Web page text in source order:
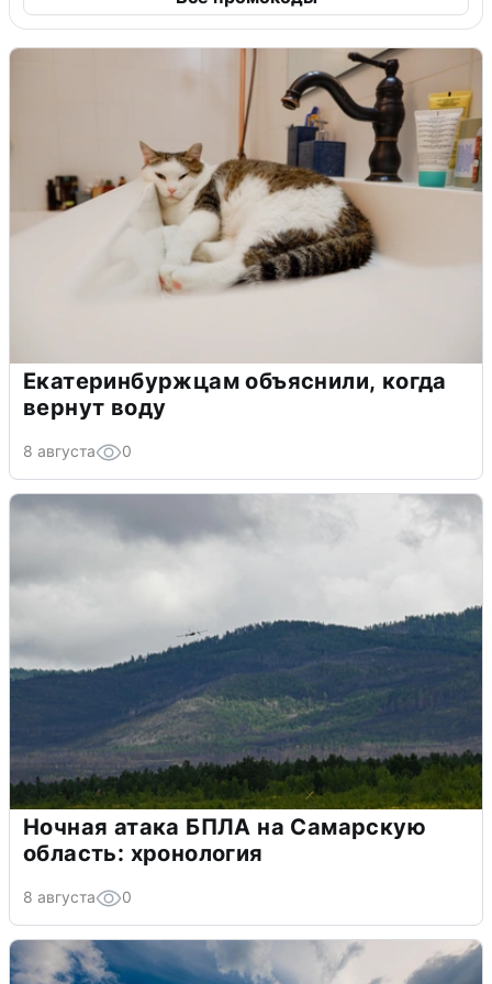
Екатеринбуржцам объяснили, когда
вернут воду
8 августа 0
Ночная атака БПЛА на Самарскую
область: хронология
8 августа 0